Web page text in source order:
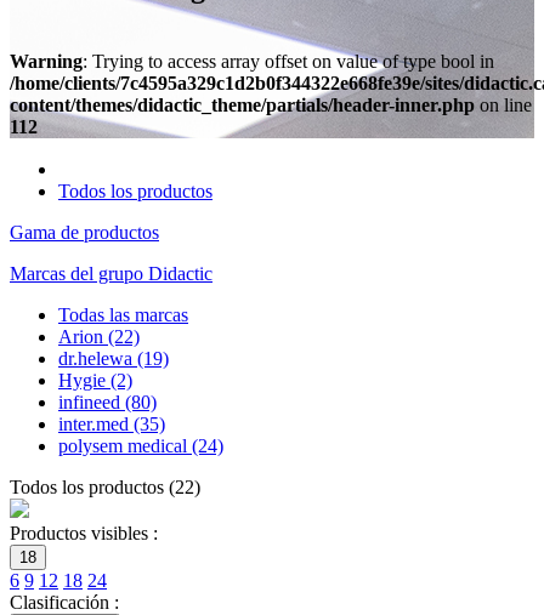
Warning: Trying to access array offset on value of type bool in
/home/clients/7c4595a329c1d2b0f344322e668fe39e/sites/
content/themes/didactic_theme/partials/header-inner.php on line
112
Todos los productos
Gama de productos
Marcas del grupo Didactic
Todas las marcas
Arion (22)
dr.helewa (19)
Hygie (2)
infineed (80)
inter.med (35)
polysem medical (24)
Todos los productos (22)
Productos visibles :
18
6 9 12 18 24
Clasificación :